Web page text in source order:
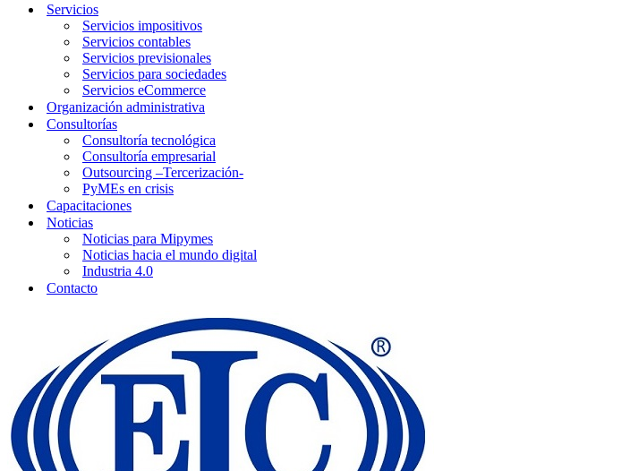
Servicios
Servicios impositivos
Servicios contables
Servicios previsionales
Servicios para sociedades
Servicios eCommerce
Organización administrativa
Consultorías
Consultoría tecnológica
Consultoría empresarial
Outsourcing –Tercerización-
PyMEs en crisis
Capacitaciones
Noticias
Noticias para Mipymes
Noticias hacia el mundo digital
Industria 4.0
Contacto